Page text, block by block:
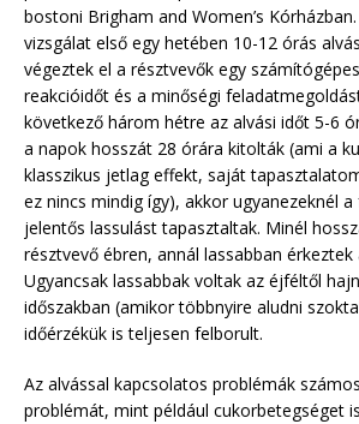
bostoni Brigham and Women’s
vizsgálat első egy hetében 10-12 órás
végeztek el a résztvevők egy
reakcióidőt és a minőségi
következő három hétre az alvási időt 5-6
a napok hosszát 28 órára kitolták (ami a
klasszikus jetlag effekt, saját
ez nincs mindig így), akkor ugyanezeknél
jelentős lassulást tapasztaltak. Minél
résztvevő ébren, annál lassabban érkeztek
Ugyancsak lassabbak voltak az éjféltől
időszakban (amikor többnyire aludni
időérzékük is teljesen felborult.
Az alvással kapcsolatos problémák
problémát, mint például cukorbetegséget